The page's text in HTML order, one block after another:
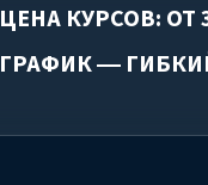
ЦЕНА КУРСОВ: ОТ
ГРАФИК —